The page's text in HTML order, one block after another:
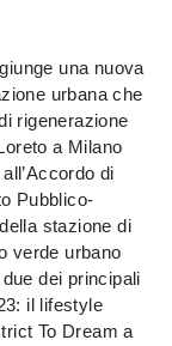
una nuova
urbana che
rigenerazione
a Milano
di
Pubblico-
stazione di
verde urbano
dei principali
il lifestyle
To Dream a